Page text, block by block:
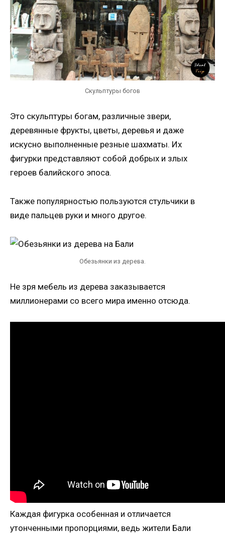
Скульптуры богов
Это скульптуры богам, различные звери,
деревянные фрукты, цветы, деревья и даже
искусно выполненные резные шахматы. Их
фигурки представляют собой добрых и злых
героев балийского эпоса.
Также популярностью пользуются стульчики в
виде пальцев руки и много другое.
Обезьянки из дерева.
Не зря мебель из дерева заказывается
миллионерами со всего мира именно отсюда.
Каждая фигурка особенная и отличается
утонченными пропорциями, ведь жители Бали